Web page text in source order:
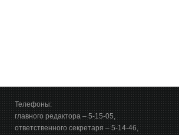
Телефоны:
главного редактора – 5-15-05,
ответственного секретаря – 5-14-46,